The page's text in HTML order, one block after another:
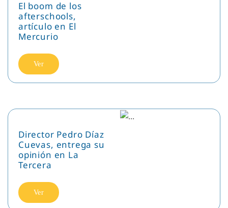
El boom de los
afterschools,
artículo en El
Mercurio
Ver
Director Pedro Díaz
Cuevas, entrega su
opinión en La
Tercera
Ver